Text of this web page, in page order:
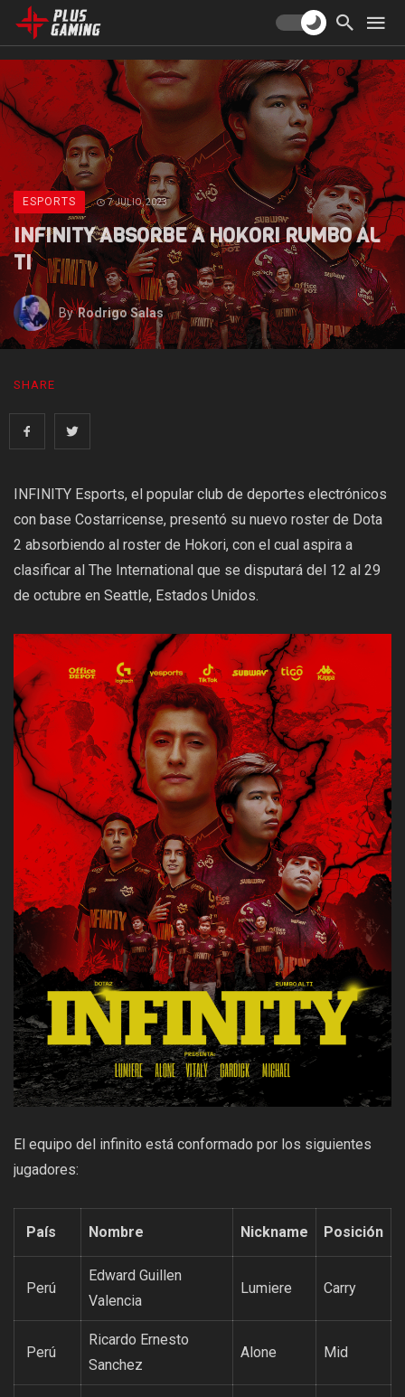
ESPORTS 7 JULIO, 2023
INFINITY ABSORBE A HOKORI RUMBO AL
TI
By Rodrigo Salas
SHARE
INFINITY Esports, el popular club de deportes electrónicos
con base Costarricense, presentó su nuevo roster de Dota
2 absorbiendo al roster de Hokori, con el cual aspira a
clasificar al The International que se disputará del 12 al 29
de octubre en Seattle, Estados Unidos.
El equipo del infinito está conformado por los siguientes
jugadores:
País Nombre Nickname Posición
Perú
Edward Guillen
Valencia
Lumiere Carry
Perú
Ricardo Ernesto
Sanchez
Alone Mid